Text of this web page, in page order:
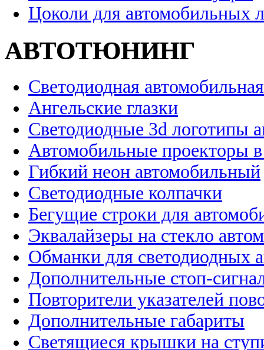
Цоколи для автомобильных
АВТОТЮНИНГ
Светодиодная
Ангельские глазки
Светодиодные 3d логотипы
Автомобильные проекторы
Гибкий неон автомобильный
Светодиодные колпачки
Бегущие строки для
Эквалайзеры на стекло
Обманки для светодиодных
Дополнительные стоп-
Повторители указателей
Дополнительные габариты
Светящиеся крышки на